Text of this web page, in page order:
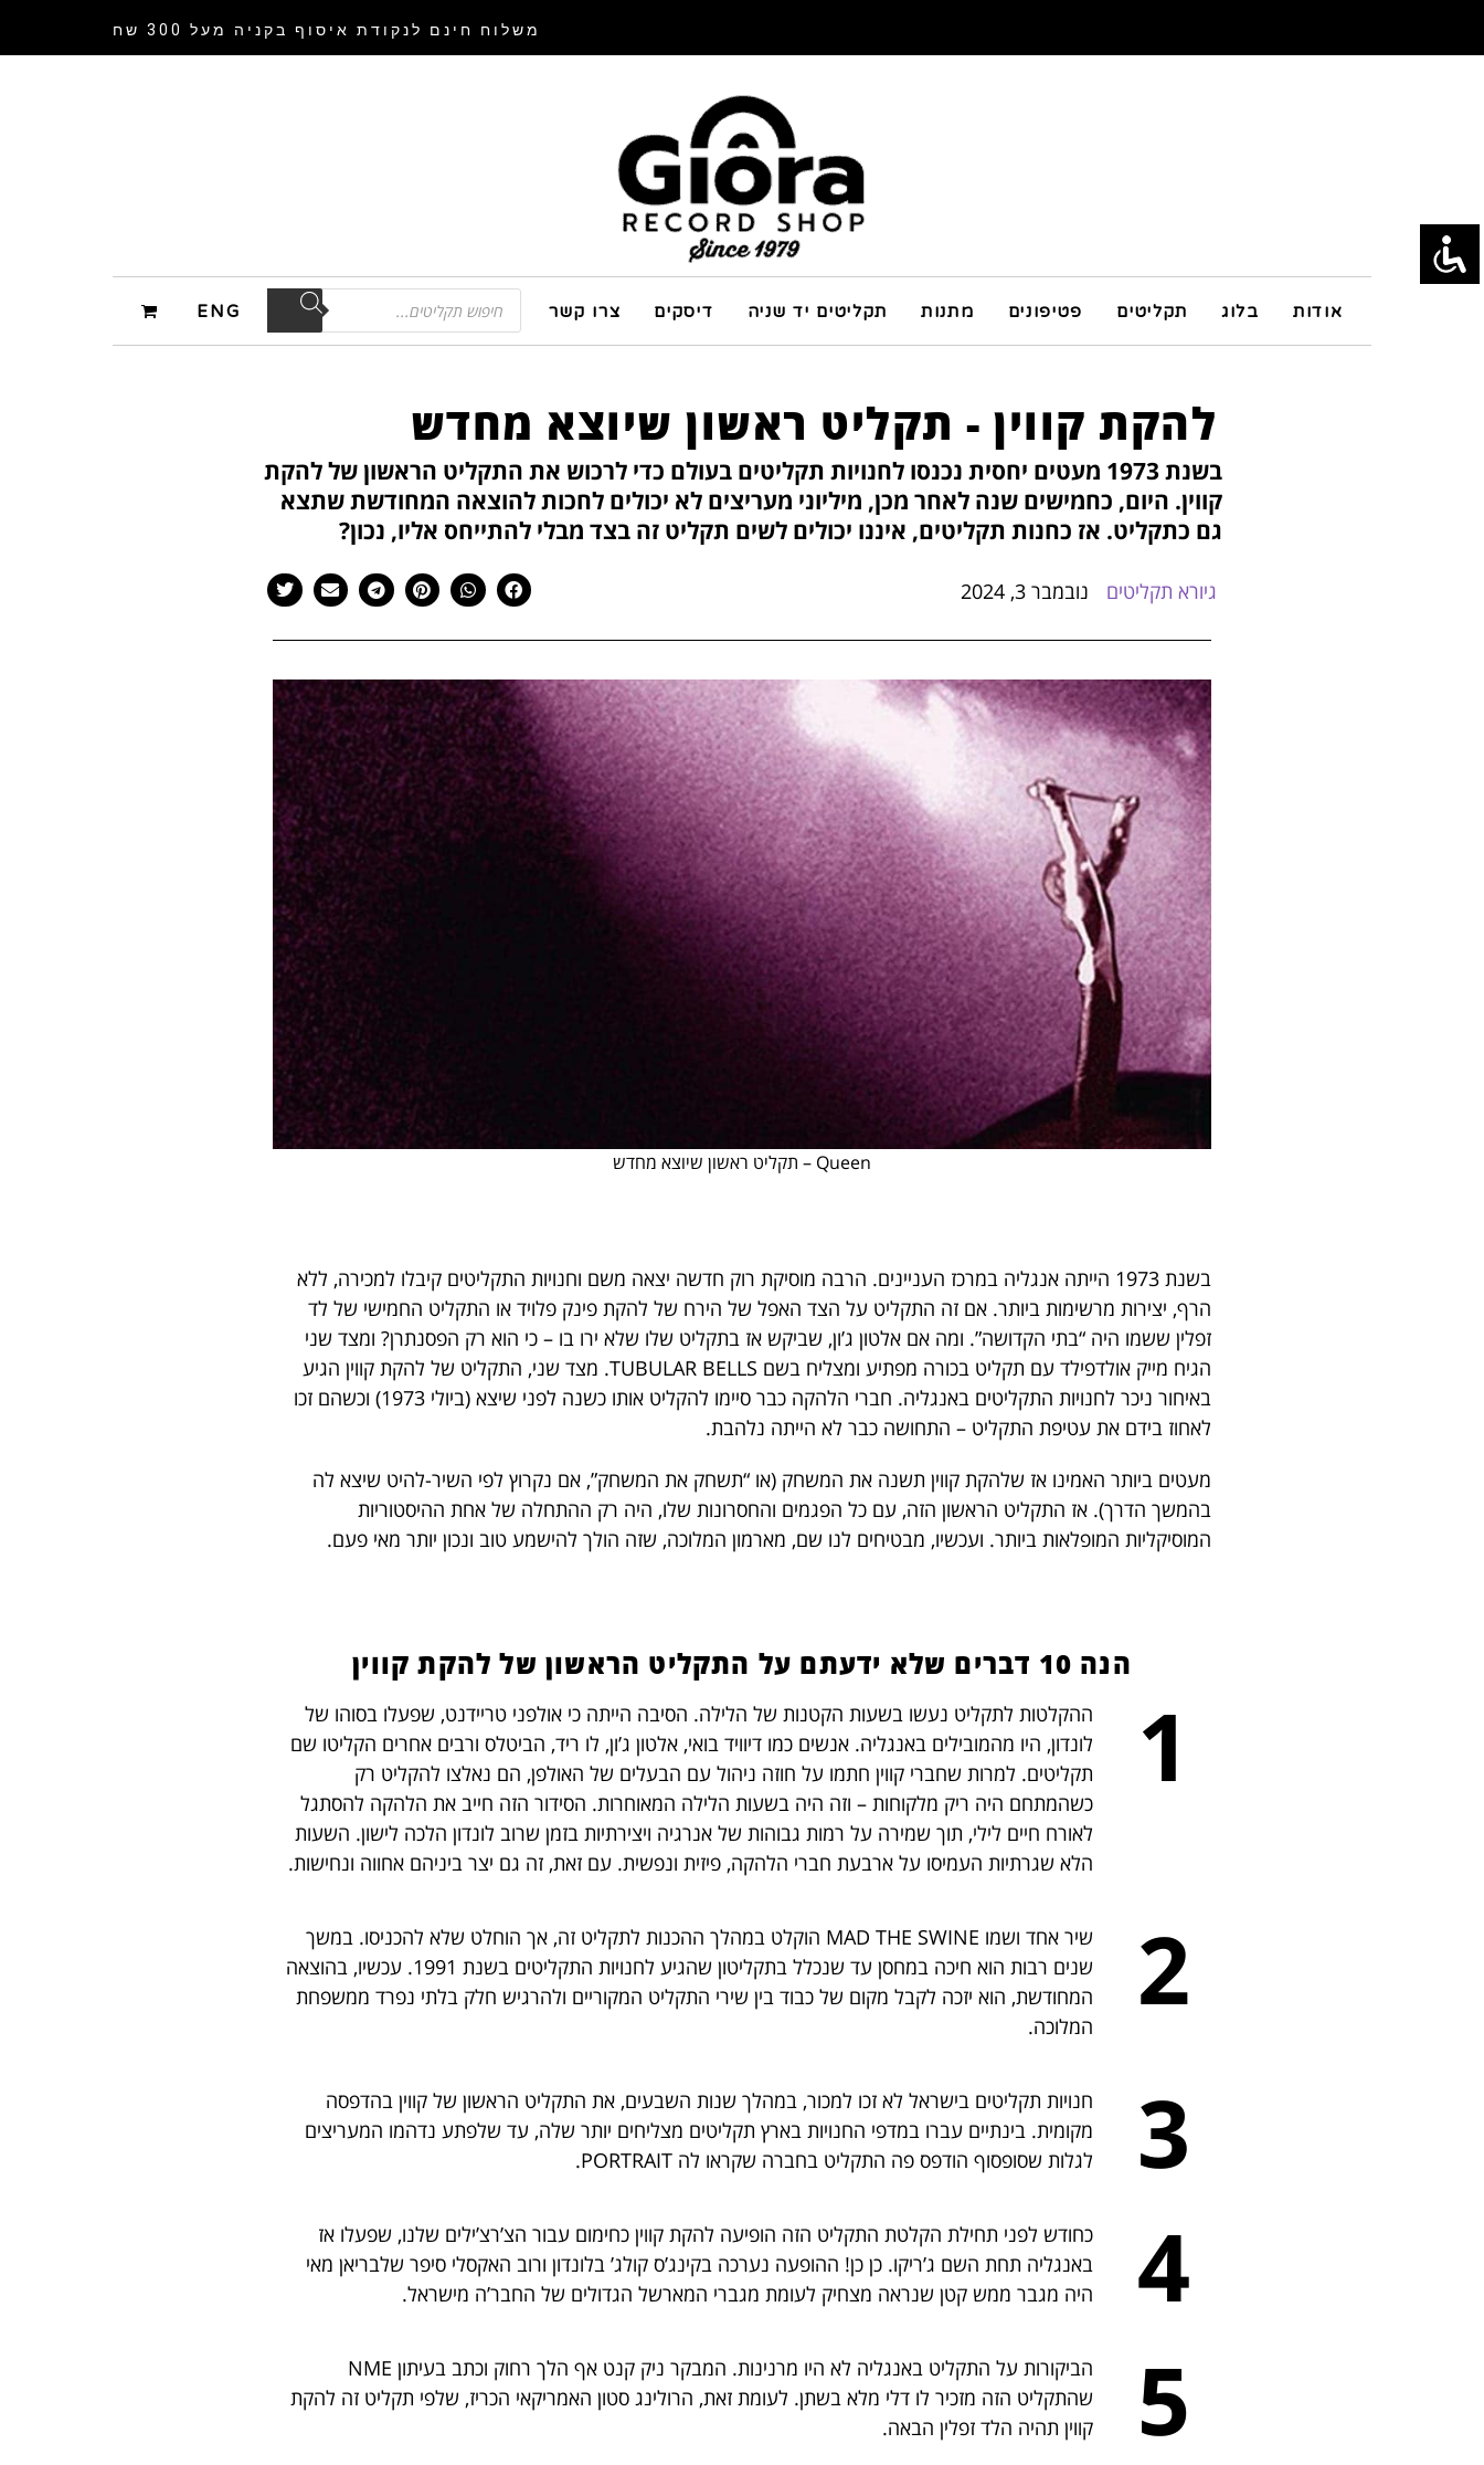
משלוח חינם לנקודת איסוף בקניה מעל 300 שח
אודות בלוג תקליטים פטיפונים מתנות תקליטים יד שניה דיסקים צרו קשר ENG
להקת קווין - תקליט ראשון שיוצא מחדש
בשנת 1973 מעטים יחסית נכנסו לחנויות תקליטים בעולם כדי לרכוש את התקליט הראשון של להקת
קווין. היום, כחמישים שנה לאחר מכן, מיליוני מעריצים לא יכולים לחכות להוצאה המחודשת שתצא
גם כתקליט. אז כחנות תקליטים, איננו יכולים לשים תקליט זה בצד מבלי להתייחס אליו, נכון?
גיורא תקליטים נובמבר 3, 2024
Queen – תקליט ראשון שיוצא מחדש
בשנת 1973 הייתה אנגליה במרכז העניינים. הרבה מוסיקת רוק חדשה יצאה משם וחנויות התקליטים קיבלו למכירה, ללא
הרף, יצירות מרשימות ביותר. אם זה התקליט על הצד האפל של הירח של להקת פינק פלויד או התקליט החמישי של לד
זפלין ששמו היה “בתי הקדושה”. ומה אם אלטון ג’ון, שביקש אז בתקליט שלו שלא ירו בו – כי הוא רק הפסנתרן? ומצד שני
הגיח מייק אולדפילד עם תקליט בכורה מפתיע ומצליח בשם TUBULAR BELLS. מצד שני, התקליט של להקת קווין הגיע
באיחור ניכר לחנויות התקליטים באנגליה. חברי הלהקה כבר סיימו להקליט אותו כשנה לפני שיצא (ביולי 1973) וכשהם זכו
לאחוז בידם את עטיפת התקליט – התחושה כבר לא הייתה נלהבת.
מעטים ביותר האמינו אז שלהקת קווין תשנה את המשחק (או “תשחק את המשחק”, אם נקרוץ לפי השיר-להיט שיצא לה
בהמשך הדרך). אז התקליט הראשון הזה, עם כל הפגמים והחסרונות שלו, היה רק ההתחלה של אחת ההיסטוריות
המוסיקליות המופלאות ביותר. ועכשיו, מבטיחים לנו שם, מארמון המלוכה, שזה הולך להישמע טוב ונכון יותר מאי פעם.
הנה 10 דברים שלא ידעתם על התקליט הראשון של להקת קווין
1
ההקלטות לתקליט נעשו בשעות הקטנות של הלילה. הסיבה הייתה כי אולפני טריידנט, שפעלו בסוהו של
לונדון, היו מהמובילים באנגליה. אנשים כמו דיוויד בואי, אלטון ג’ון, לו ריד, הביטלס ורבים אחרים הקליטו שם
תקליטים. למרות שחברי קווין חתמו על חוזה ניהול עם הבעלים של האולפן, הם נאלצו להקליט רק
כשהמתחם היה ריק מלקוחות – וזה היה בשעות הלילה המאוחרות. הסידור הזה חייב את הלהקה להסתגל
לאורח חיים לילי, תוך שמירה על רמות גבוהות של אנרגיה ויצירתיות בזמן שרוב לונדון הלכה לישון. השעות
הלא שגרתיות העמיסו על ארבעת חברי הלהקה, פיזית ונפשית. עם זאת, זה גם יצר ביניהם אחווה ונחישות.
2
שיר אחד ושמו MAD THE SWINE הוקלט במהלך ההכנות לתקליט זה, אך הוחלט שלא להכניסו. במשך
שנים רבות הוא חיכה במחסן עד שנכלל בתקליטון שהגיע לחנויות התקליטים בשנת 1991. עכשיו, בהוצאה
המחודשת, הוא יזכה לקבל מקום של כבוד בין שירי התקליט המקוריים ולהרגיש חלק בלתי נפרד ממשפחת
המלוכה.
3
חנויות תקליטים בישראל לא זכו למכור, במהלך שנות השבעים, את התקליט הראשון של קווין בהדפסה
מקומית. בינתיים עברו במדפי החנויות בארץ תקליטים מצליחים יותר שלה, עד שלפתע נדהמו המעריצים
לגלות שסופסוף הודפס פה התקליט בחברה שקראו לה PORTRAIT.
4
כחודש לפני תחילת הקלטת התקליט הזה הופיעה להקת קווין כחימום עבור הצ’רצ’ילים שלנו, שפעלו אז
באנגליה תחת השם ג’ריקו. כן כן! ההופעה נערכה בקינג’ס קולג’ בלונדון ורוב האקסלי סיפר שלבריאן מאי
היה מגבר ממש קטן שנראה מצחיק לעומת מגברי המארשל הגדולים של החבר’ה מישראל.
5
הביקורות על התקליט באנגליה לא היו מרנינות. המבקר ניק קנט אף הלך רחוק וכתב בעיתון NME
שהתקליט הזה מזכיר לו דלי מלא בשתן. לעומת זאת, הרולינג סטון האמריקאי הכריז, שלפי תקליט זה להקת
קווין תהיה הלד זפלין הבאה.